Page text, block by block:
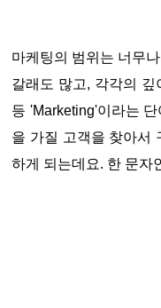
마케팅의 범위는 너무
갈래도 많고, 각각의
등 'Marketing'이라는
을 가질 고객을 찾아서
하게 되는데요. 한 문자